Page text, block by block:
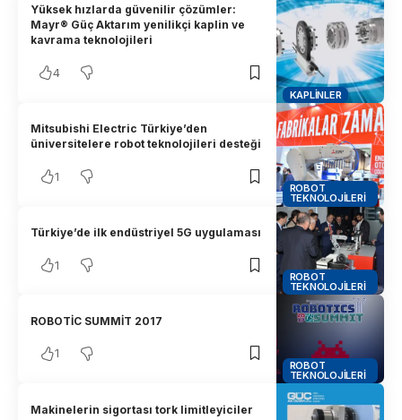
KAPLINLER
Yüksek hızlarda güvenilir çözümler:
Mayr® Güç Aktarım yenilikçi kaplin ve
kavrama teknolojileri
4
ROBOT
TEKNOLOJILERI
Mitsubishi Electric Türkiye’den
üniversitelere robot teknolojileri desteği
1
ROBOT
TEKNOLOJILERI
Türkiye’de ilk endüstriyel 5G uygulaması
1
ROBOT
TEKNOLOJILERI
ROBOTİC SUMMİT 2017
1
Makinelerin sigortası tork limitleyiciler